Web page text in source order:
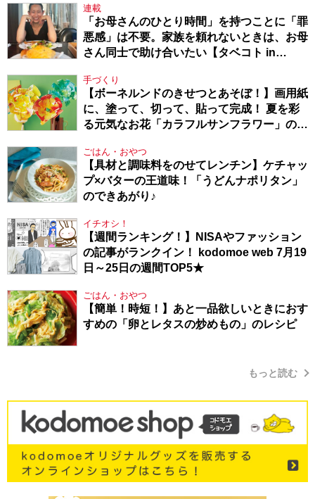
連載
「お母さんのひとり時間」を持つことに「罪
悪感」は不要。家族を頼れないときは、お母
さん同士で助け合いたい【タベコト in
手づくり
【ボーネルンドのきせつとあそぼ！】画用紙
に、塗って、切って、貼って完成！ 夏を彩
る元気なお花「カラフルサンフラワー」の作
ごはん・おやつ
【具材と調味料をのせてレンチン】ケチャッ
プ×バターの王道味！「うどんナポリタン」
のできあがり♪
イチオシ！
【週間ランキング！】NISAやファッション
の記事がランクイン！ kodomoe web 7月19
日～25日の週間TOP5★
ごはん・おやつ
【簡単！時短！】あと一品欲しいときにおす
すめの「卵とレタスの炒めもの」のレシピ
もっと読む